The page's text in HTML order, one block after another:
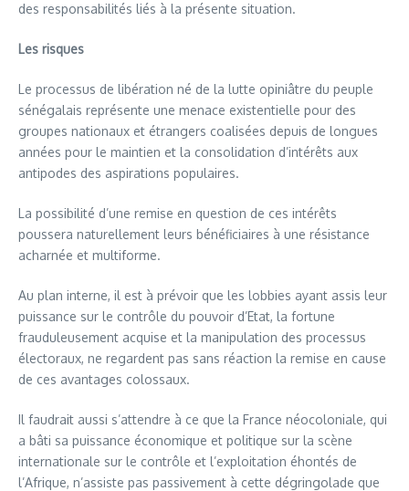
des responsabilités liés à la présente situation.
Les risques
Le processus de libération né de la lutte opiniâtre du peuple
sénégalais représente une menace existentielle pour des
groupes nationaux et étrangers coalisées depuis de longues
années pour le maintien et la consolidation d’intérêts aux
antipodes des aspirations populaires.
La possibilité d’une remise en question de ces intérêts
poussera naturellement leurs bénéficiaires à une résistance
acharnée et multiforme.
Au plan interne, il est à prévoir que les lobbies ayant assis leur
puissance sur le contrôle du pouvoir d’Etat, la fortune
frauduleusement acquise et la manipulation des processus
électoraux, ne regardent pas sans réaction la remise en cause
de ces avantages colossaux.
Il faudrait aussi s’attendre à ce que la France néocoloniale, qui
a bâti sa puissance économique et politique sur la scène
internationale sur le contrôle et l’exploitation éhontés de
l’Afrique, n’assiste pas passivement à cette dégringolade que